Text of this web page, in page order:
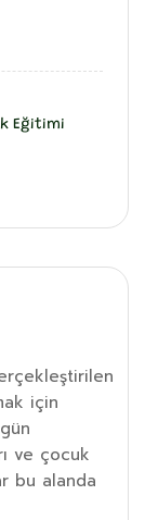
Eğitimi
için
ve çocuk
bu alanda